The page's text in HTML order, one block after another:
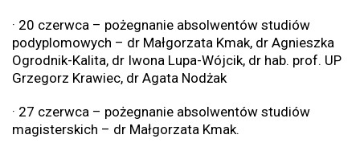
· 20 czerwca – pożegnanie absolwentów studiów
podyplomowych – dr Małgorzata Kmak, dr Agnieszka
Ogrodnik-Kalita, dr Iwona Lupa-Wójcik, dr hab. prof. UP
Grzegorz Krawiec, dr Agata Nodżak
· 27 czerwca – pożegnanie absolwentów studiów
magisterskich – dr Małgorzata Kmak.